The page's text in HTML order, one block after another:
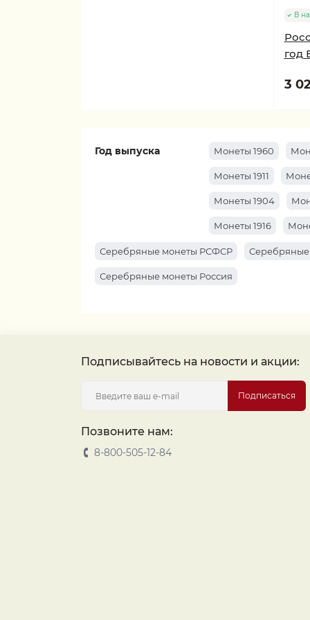
В
год
3
Год выпуска Монеты 1960
Монеты 1911
Монеты 1904
Монеты 1916
Серебряные монеты РСФСР
Серебряные монеты Россия
Подписывайтесь на новости и акции:
Подписаться
Позвоните нам:
8-800-505-12-84